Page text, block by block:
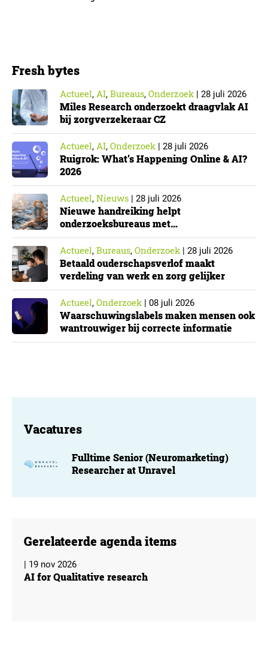
Fresh bytes
Actueel, AI, Bureaus, Onderzoek| 28 juli 2026
Miles Research onderzoekt draagvlak AI
bij zorgverzekeraar CZ
Actueel, AI, Onderzoek| 28 juli 2026
Ruigrok: What’s Happening Online & AI?
2026
Actueel, Nieuws | 28 juli 2026
Nieuwe handreiking helpt
onderzoeksbureaus met
Cyberbeveiligingswet
Actueel, Bureaus, Onderzoek| 28 juli 2026
Betaald ouderschapsverlof maakt
verdeling van werk en zorg gelijker
Actueel, Onderzoek| 08 juli 2026
Waarschuwingslabels maken mensen ook
wantrouwiger bij correcte informatie
Vacatures
Fulltime Senior (Neuromarketing)
Researcher at Unravel
Gerelateerde agenda items
| 19 nov 2026
AI for Qualitative research